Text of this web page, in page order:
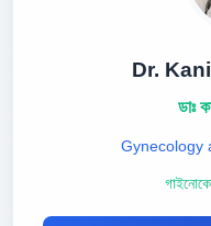
Dr.
ডাঃ
Gynecology